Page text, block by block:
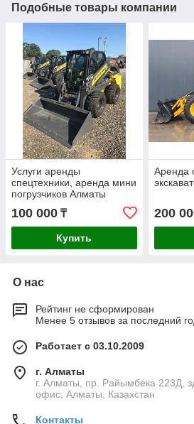
Подобные товары компании
Услуги аренды
спецтехники, аренда мини
погрузчиков Алматы
100 000 ₸
Купить
Аренда
200
О нас
Рейтинг не сформирован
Менее 5 отзывов за последний
Работает с 03.10.2009
г. Алматы
г. Алматы, пр. Райымбека 223Д,
офис, Алматы, Казахстан
Контакты